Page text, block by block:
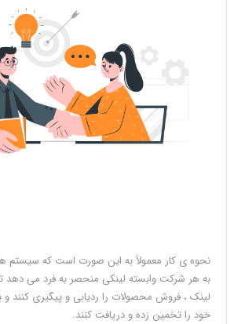
نحوه ی کار معمولاً به این صورت است که سیستم
به هر شرکت وابسته لینکی منحصر به فرد می دهد
لینک ، فروش محصولات را ردیابی و پیگیری کنند
خود را تخمین زده و دریافت کنند.